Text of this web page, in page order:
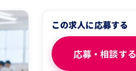
この求人に応募する
応募・相談する